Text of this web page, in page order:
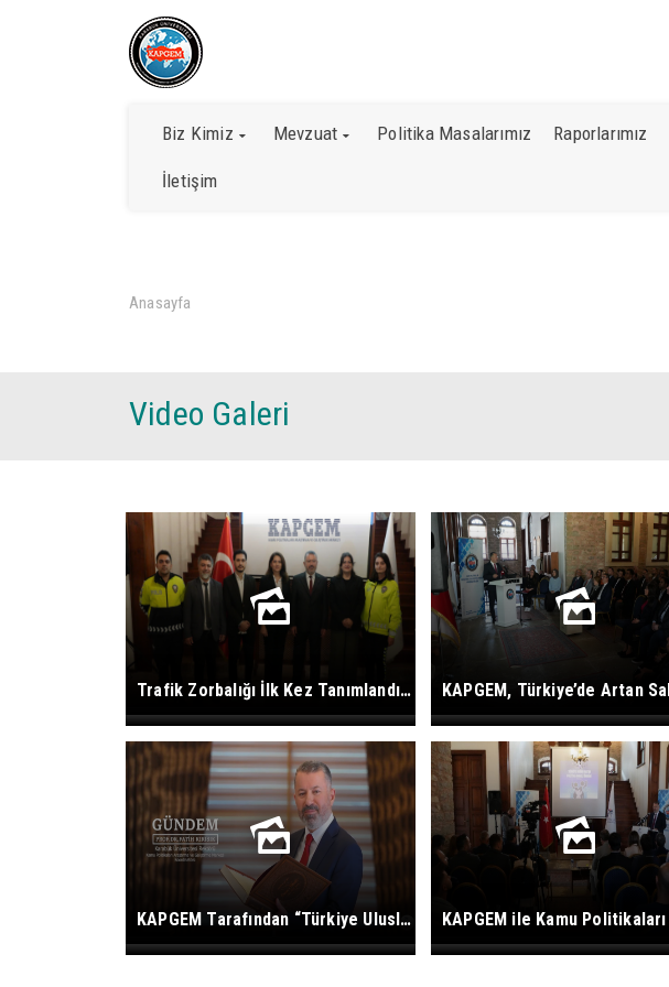
Biz Kimiz Mevzuat Politika Masalarımız Raporlarımız
İletişim
Anasayfa
Video Galeri
Trafik Zorbalığı İlk Kez Tanımlandı: KAPGEM Yol Güvenliği İçin Ulusal Model Önerdi
KAPGEM Tarafından “Türkiye Uluslararası Öğrenci Politikası Raporu” Tanıtıldı.